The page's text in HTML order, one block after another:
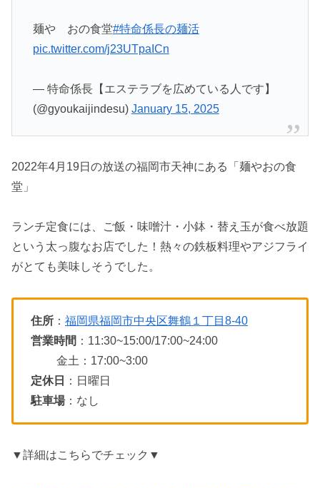
麺や おの食堂#特命係長の麺活
pic.twitter.com/j23UTpaICn
— 特命係長【エステラブを広めている人です】
(@gyoukaijindesu) January 15, 2025
2022年4月19日の放送の福岡市天神にある「麺やおの食
堂」
ランチ定食には、ご飯・味噌汁・小鉢・替え玉が食べ放題
という太っ腹なお店でした！熱々の鉄板料理やアジフライ
がとても美味しそうでした。
住所 ： 福岡県福岡市中央区舞鶴１丁目8-40
営業時間 ：11:30~15:00/17:00~24:00
金土：17:00~3:00
定休日
：日曜日
駐車場：なし
▼詳細はこちらでチェック▼